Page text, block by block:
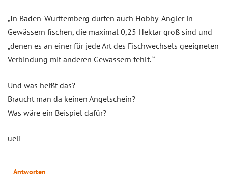
„In Baden-Württemberg dürfen auch Hobby-Angler in
Gewässern fischen, die maximal 0,25 Hektar groß sind und
„denen es an einer für jede Art des Fischwechsels geeigneten
Verbindung mit anderen Gewässern fehlt. “
Und was heißt das?
Braucht man da keinen Angelschein?
Was wäre ein Beispiel dafür?
ueli
Antworten